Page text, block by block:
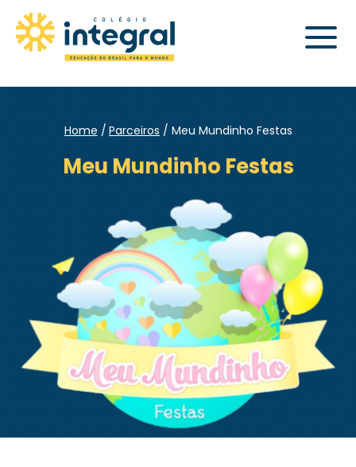
Home Parceiros Meu Mundinho Festas
Meu Mundinho Festas
Enviei um E-mail